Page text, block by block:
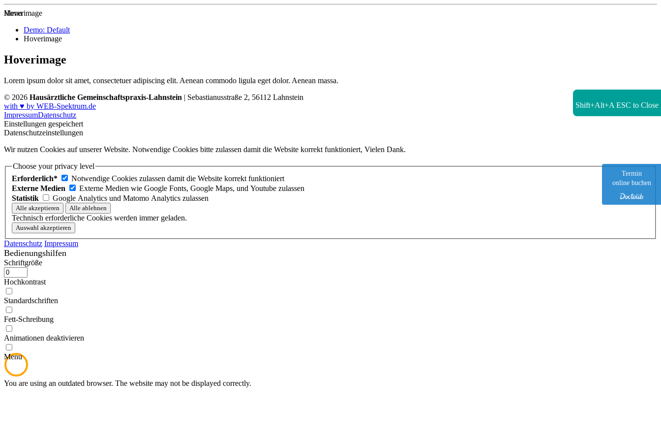
Termin
online buchen
Zur Startseite
Menu
Hoverimage
Demo: Default
Hoverimage
Hoverimage
Lorem ipsum dolor sit amet, consectetuer adipiscing elit. Aenean commodo ligula eget dolor. Aenean massa.
© 2026 Hausärztliche Gemeinschaftspraxis-Lahnstein | Sebastianusstraße 2, 56112 Lahnstein
with ♥ by WEB-Spektrum.de
ImpressumDatenschutz
Einstellungen gespeichert
Datenschutzeinstellungen
Wir nutzen Cookies auf unserer Website. Notwendige Cookies bitte zulassen damit die Website korrekt funktioniert, Vielen Dank.
Choose your privacy level
Erforderlich*
Notwendige Cookies zulassen damit die Website korrekt funktioniert
Externe Medien
Externe Medien wie Google Fonts, Google Maps, und Youtube zulassen
Statistik
Google Analytics und Matomo Analytics zulassen
Technisch erforderliche Cookies werden immer geladen.
Datenschutz Impressum
Shift+Alt+A ESC to Close
Bedienungshilfen
Schriftgröße
Hochkontrast
Standardschriften
Fett-Schreibung
Animationen deaktivieren
Zur Startseite
Menu
You are using an outdated browser. The website may not be displayed correctly.